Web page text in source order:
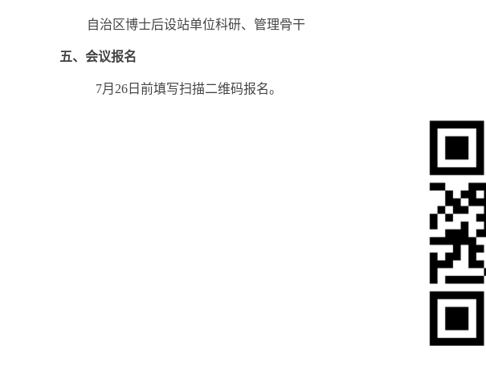
自治区博士后设站单位科研、管理骨干
五、 会议报名
7月 26 日前填写扫描二维码报名。